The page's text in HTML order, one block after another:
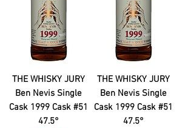
THE WHISKY JURY
Ben Nevis Single
Cask 1999 Cask #51
47.5°
THE WHISKY JURY
Ben Nevis Single
Cask 1999 Cask #51
47.5°